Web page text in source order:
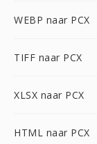
WEBP naar PCX
TIFF naar PCX
XLSX naar PCX
HTML naar PCX